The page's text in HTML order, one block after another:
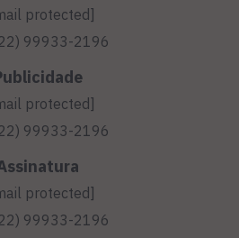
protected]
99933-2196
protected]
99933-2196
protected]
99933-2196